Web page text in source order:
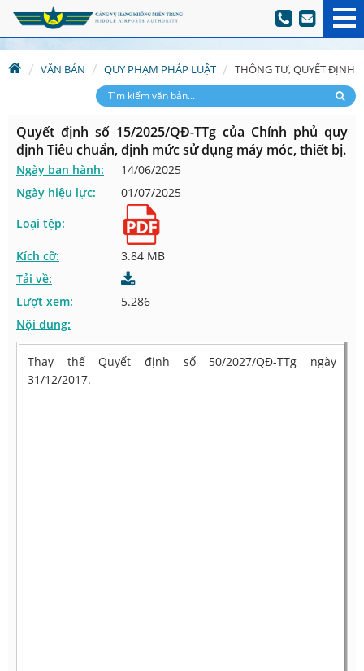
VĂN BẢN QUY PHẠM PHÁP LUẬT THÔNG TƯ, QUYẾT ĐỊNH
Quyết định số 15/2025/QĐ-TTg của Chính phủ quy
định Tiêu chuẩn, định mức sử dụng máy móc, thiết bị.
Ngày ban hành:
14/06/2025
Ngày hiệu lực:
01/07/2025
Loại tệp:
Kích cỡ:
3.84 MB
Tải về:
Lượt xem:
5.286
Nội dung:
Thay thế Quyết định số 50/2027/QĐ-TTg ngày
31/12/2017.